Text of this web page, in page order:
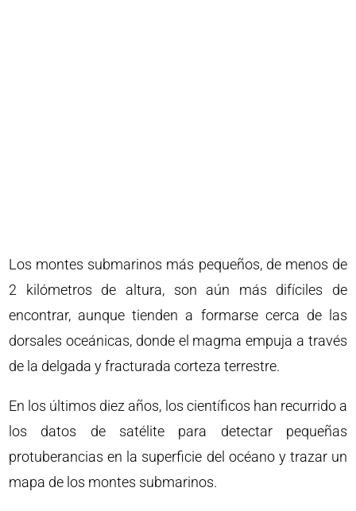
Los montes submarinos más pequeños, de menos de
2 kilómetros de altura, son aún más difíciles de
encontrar, aunque tienden a formarse cerca de las
dorsales oceánicas, donde el magma empuja a través
de la delgada y fracturada corteza terrestre.
En los últimos diez años, los científicos han recurrido a
los datos de satélite para detectar pequeñas
protuberancias en la superficie del océano y trazar un
mapa de los montes submarinos.